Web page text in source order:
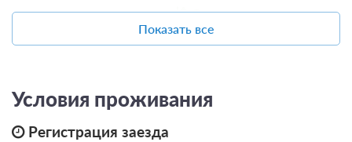
Общая ванная комната
Сплит-система
13 120
ЗА НОЧЬ ДЛЯ 1 ГОСТЯ
Сервисы
Прачечная / химчистка
Показать все
Условия проживания
Регистрация заезда